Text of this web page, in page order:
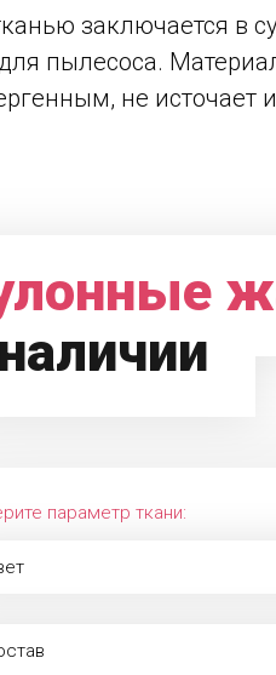
заключается в
пылесоса.
не источает
параметр ткани: